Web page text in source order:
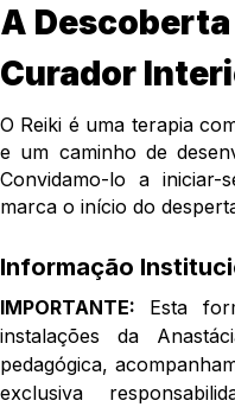
A
Curador
O Reiki é uma terapia
e um caminho de
Convidamo-lo a
marca o início do
Informação
IMPORTANTE: Esta
instalações da
pedagógica,
exclusiva